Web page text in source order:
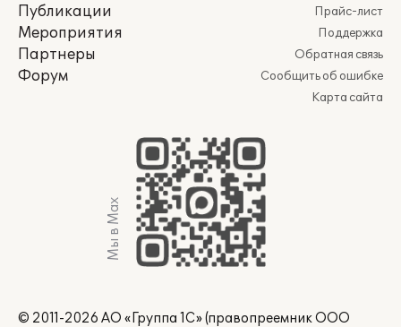
Публикации
Мероприятия
Партнеры
Форум
Прайс-лист
Поддержка
Обратная связь
Сообщить об ошибке
Карта сайта
Мы в Max
© 2011-2026 АО «Группа 1С» (правопреемник ООО